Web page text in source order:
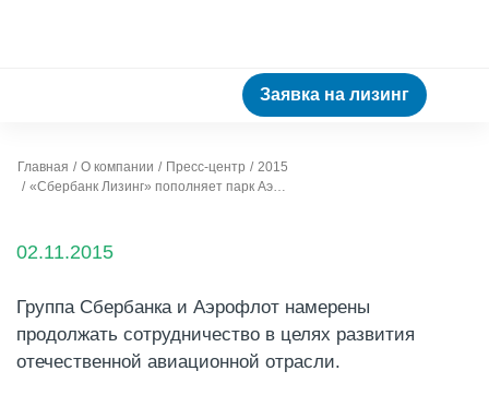
Заявка на лизинг
Главная О компании Пресс-центр
2015
«Сбербанк Лизинг» пополняет парк Аэрофлота самолетами SSJ-100
02.11.2015
Группа Сбербанка и Аэрофлот намерены
продолжать сотрудничество в целях развития
отечественной авиационной отрасли.